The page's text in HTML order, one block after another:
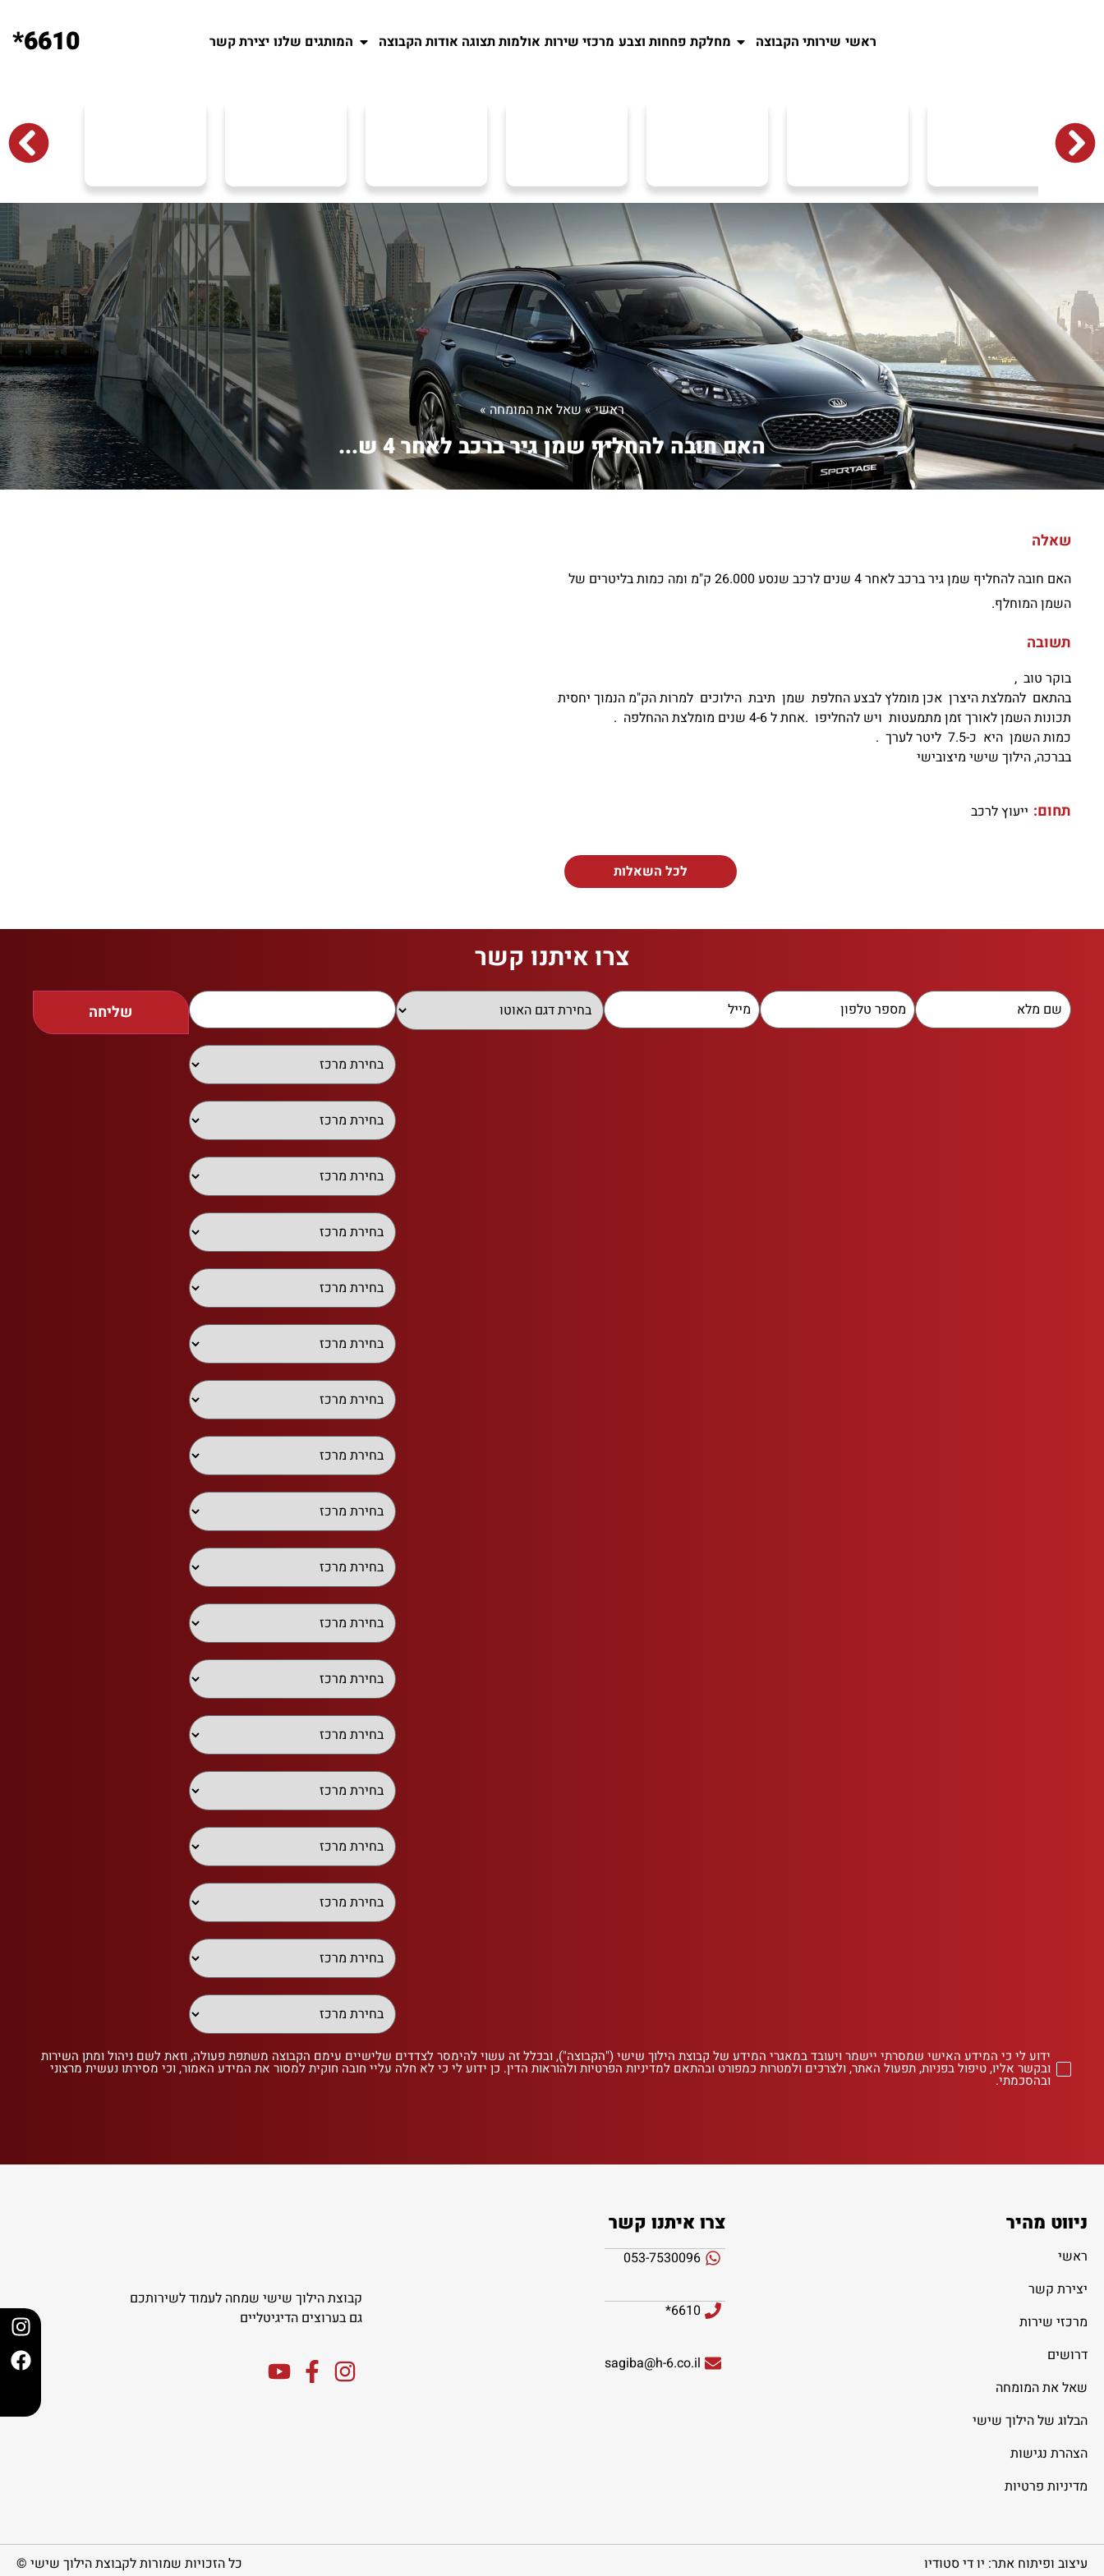
ראשי שירותי הקבוצה מחלקת פחחות וצבע מרכזי שירות אולמות תצוגה אודות הקבוצה המותגים שלנו יצירת קשר 6610*
ראשי»שאל את המומחה»
האם חובה להחליף שמן גיר ברכב לאחר 4 ש...
שאלה
האם חובה להחליף שמן גיר ברכב לאחר 4 שנים לרכב שנסע 26.000 ק"מ ומה כמות בליטרים של
השמן המוחלף.
תשובה
בוקר טוב ,
בהתאם להמלצת היצרן אכן מומלץ לבצע החלפת שמן תיבת הילוכים למרות הק"מ הנמוך יחסית
תכונות השמן לאורך זמן מתמעטות ויש להחליפו .אחת ל 4-6 שנים מומלצת ההחלפה .
כמות השמן היא כ-7.5 ליטר לערך .
בברכה, הילוך שישי מיצובישי
תחום: ייעוץ לרכב
לכל השאלות
צרו איתנו קשר
שליחה
ידוע לי כי המידע האישי שמסרתי יישמר ויעובד במאגרי המידע של קבוצת הילוך שישי ("הקבוצה"), ובכלל זה עשוי להימסר לצדדים שלישיים עימם הקבוצה משתפת פעולה, וזאת לשם ניהול ומתן השירות
ובקשר אליו, טיפול בפניות, תפעול האתר, ולצרכים ולמטרות כמפורט ובהתאם למדיניות הפרטיות ולהוראות הדין. כן ידוע לי כי לא חלה עליי חובה חוקית למסור את המידע האמור, וכי מסירתו נעשית מרצוני
ובהסכמתי.
ניווט מהיר
ראשי
יצירת קשר
מרכזי שירות
דרושים
שאל את המומחה
הבלוג של הילוך שישי
הצהרת נגישות
מדיניות פרטיות
צרו איתנו קשר
053-7530096
6610*
sagiba@h-6.co.il
קבוצת הילוך שישי שמחה לעמוד לשירותכם
גם בערוצים הדיגיטליים
עיצוב ופיתוח אתר: יו די סטודיו כל הזכויות שמורות לקבוצת הילוך שישי ©